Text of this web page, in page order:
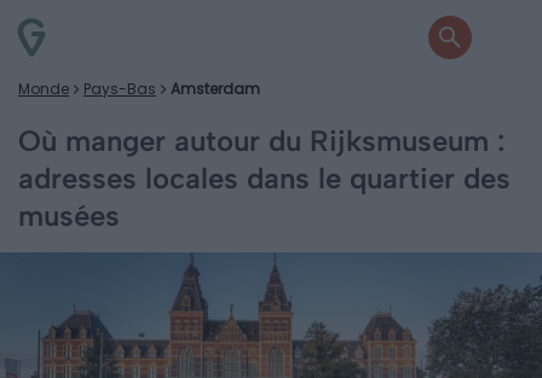
Monde Pays-Bas Amsterdam
Où manger autour du Rijksmuseum :
adresses locales dans le quartier des
musées